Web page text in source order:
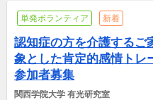
単発ボランティア 新着
認知症の方を介護するご
象とした肯定的感情トレ
参加者募集
関西学院大学 有光研究室